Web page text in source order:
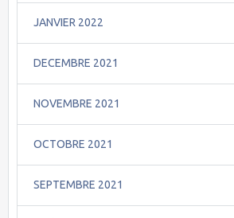
JANVIER 2022
DECEMBRE 2021
NOVEMBRE 2021
OCTOBRE 2021
SEPTEMBRE 2021